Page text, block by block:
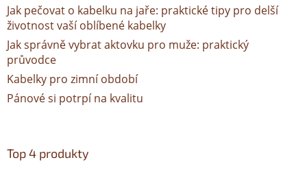
Jak pečovat o kabelku na jaře: praktické tipy pro delší
životnost vaší oblíbené kabelky
Jak správně vybrat aktovku pro muže: praktický
průvodce
Kabelky pro zimní období
Pánové si potrpí na kvalitu
Top 4 produkty